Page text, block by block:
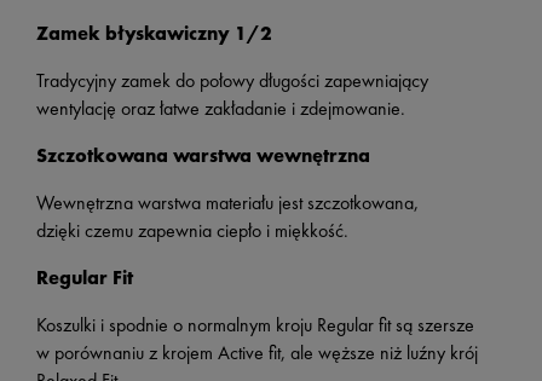
Zamek błyskawiczny 1/2
Tradycyjny zamek do połowy długości zapewniający
wentylację oraz łatwe zakładanie i zdejmowanie.
Szczotkowana warstwa wewnętrzna
Wewnętrzna warstwa materiału jest szczotkowana,
dzięki czemu zapewnia ciepło i miękkość.
Regular Fit
Koszulki i spodnie o normalnym kroju Regular fit są szersze
w porównaniu z krojem Active fit, ale węższe niż luźny krój